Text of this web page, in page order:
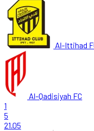
Al-Ittihad
Al-Qadisiyah FC
1
5
21.05